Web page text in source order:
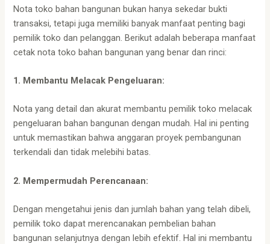
Nota toko bahan bangunan bukan hanya sekedar bukti
transaksi, tetapi juga memiliki banyak manfaat penting bagi
pemilik toko dan pelanggan. Berikut adalah beberapa manfaat
cetak nota toko bahan bangunan yang benar dan rinci:
1. Membantu Melacak Pengeluaran:
Nota yang detail dan akurat membantu pemilik toko melacak
pengeluaran bahan bangunan dengan mudah. Hal ini penting
untuk memastikan bahwa anggaran proyek pembangunan
terkendali dan tidak melebihi batas.
2. Mempermudah Perencanaan:
Dengan mengetahui jenis dan jumlah bahan yang telah dibeli,
pemilik toko dapat merencanakan pembelian bahan
bangunan selanjutnya dengan lebih efektif. Hal ini membantu